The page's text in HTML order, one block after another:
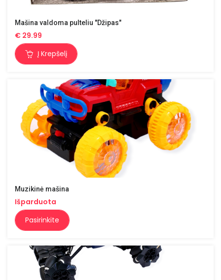
Mašina valdoma pulteliu "Džipas"
€ 29.99
Į Krepšelį
Muzikinė mašina
Išparduota
Pasirinkite